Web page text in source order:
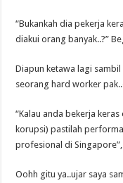
“Bukankah dia pekerja
diakui orang banyak..?”
Diapun ketawa lagi
seorang hard worker
“Kalau anda bekerja
korupsi) pastilah
profesional di
Oohh gitu ya..ujar saya